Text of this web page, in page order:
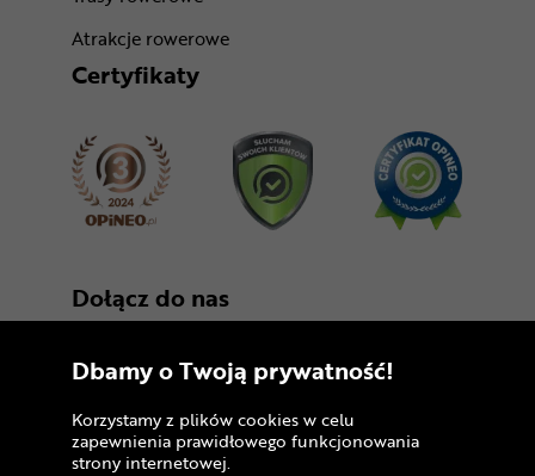
Atrakcje rowerowe
Certyfikaty
Dołącz do nas
Dbamy o Twoją prywatność!
Korzystamy z plików cookies w celu
zapewnienia prawidłowego funkcjonowania
strony internetowej.